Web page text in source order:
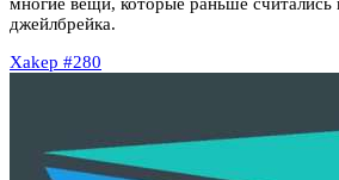
многие вещи, которые раньше
джейлбрейка.
Xakep #280